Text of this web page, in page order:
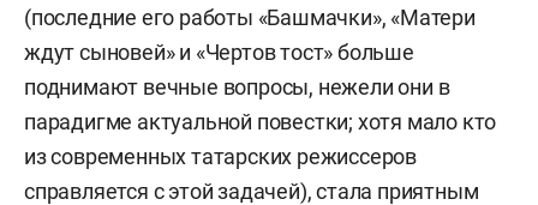
(последние его работы «Башмачки», «Матери
ждут сыновей» и «Чертов тост» больше
поднимают вечные вопросы, нежели они в
парадигме актуальной повестки; хотя мало кто
из современных татарских режиссеров
справляется с этой задачей), стала приятным